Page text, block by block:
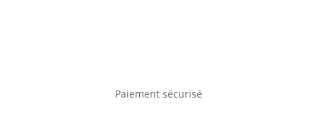
Paiement sécurisé